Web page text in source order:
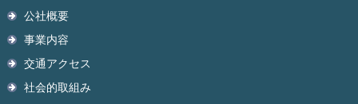
公社概要
事業内容
交通アクセス
社会的取組み